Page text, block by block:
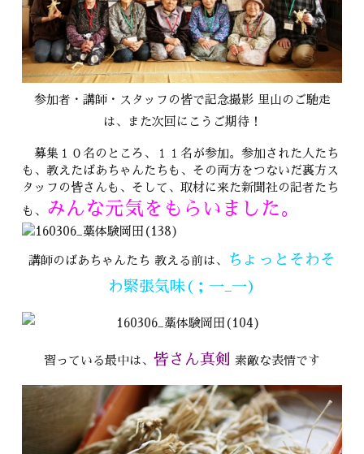
参加者・講師・スタッフの皆で記念撮影 里山のご馳走
は、また次回にこうご期待！
募集１０名のところ、１１名が参加。参加された人たち
も、教えたばあちゃんたちも、その両方をつないだ裏方ス
タッフの皆さんも、そして、取材に来た新聞社の記者たち
も、
みんな元気をもらいました。
講師のばあちゃんたち 教える前は、
ちょっとそわそ
わ緊張気味(；一_一)
習っている最中は、 皆さん真剣 素敵な表情です